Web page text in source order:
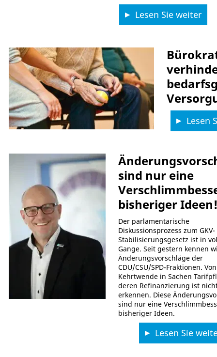
Lesen Sie weiter
Lesen
sind nur eine
bisheriger
Der parlamentarische
Diskussionsprozess zum GKV-
Stabilisierungsgesetz ist in
Gange. Seit gestern kennen
Änderungsvorschläge der
CDU/CSU/SPD-Fraktionen.
Kehrtwende in Sachen
deren Refinanzierung ist
erkennen. Diese
sind nur eine
bisheriger Ideen.
Lesen Sie